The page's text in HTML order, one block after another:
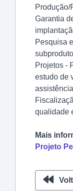
Produção/
Garantia
Pesquisa
Projetos -
estudo de
qualidade
Mais
Projeto